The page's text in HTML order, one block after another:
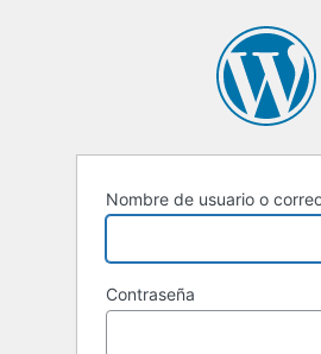
Nombre de usuario o
Contraseña